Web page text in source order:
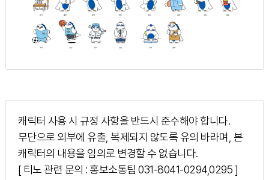
캐릭터 사용 시 규정 사항을 반드시 준수해야 합니다.
무단으로 외부에 유출, 복제되지 않도록 유의 바라며, 본
캐릭터의 내용을 임의로 변경할 수 없습니다.
[ 티노 관련 문의 : 홍보소통팀 031-8041-0294,0295 ]